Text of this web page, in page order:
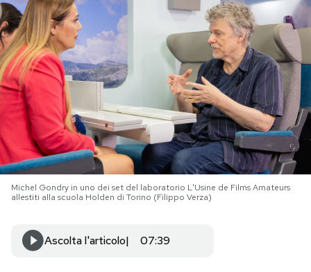
PODCAST
NEWSLETTER
I MIEI PREFERITI
SHOP
CALENDARIO
AREA PERSONALE
Michel Gondry in uno dei set del laboratorio L'Usine de Films Amateurs
allestiti alla scuola Holden di Torino (Filippo Verza)
Ascolta l'articolo 07:39